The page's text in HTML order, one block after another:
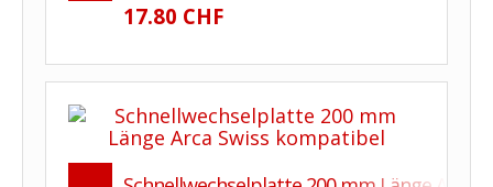
17.80 CHF